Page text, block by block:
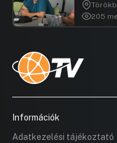
205
Információk
Adatkezelési tájékoztató